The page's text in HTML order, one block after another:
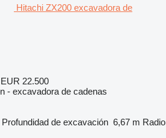
Hitachi ZX200 excavadora de
22.500
- excavadora de cadenas
Profundidad de excavación 6,67 m Radio